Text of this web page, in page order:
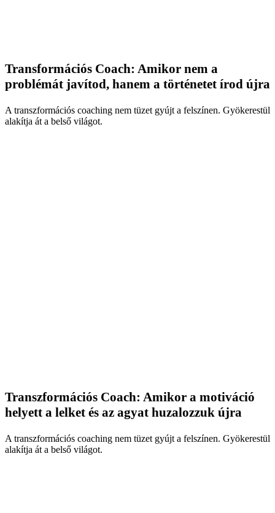
Transformációs Coach: Amikor nem a
problémát javítod, hanem a történetet írod újra
A transzformációs coaching nem tüzet gyújt a felszínen. Gyökerestül
alakítja át a belső világot.
Transzformációs Coach: Amikor a motiváció
helyett a lelket és az agyat huzalozzuk újra
A transzformációs coaching nem tüzet gyújt a felszínen. Gyökerestül
alakítja át a belső világot.